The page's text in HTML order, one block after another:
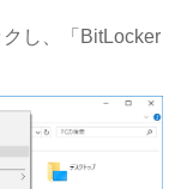
し、「BitLocker